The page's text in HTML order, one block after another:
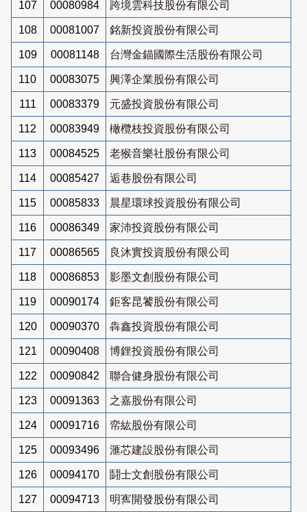
107 00080984 跨境雲科技股份有限公司
108 00081007 銘新投資股份有限公司
109 00081148 台灣金錨國際生活股份有限公司
110 00083075 興澤企業股份有限公司
111 00083379 元盛投資股份有限公司
112 00083949 橄欖枝投資股份有限公司
113 00084525 老猴音樂社股份有限公司
114 00085427 逅巷股份有限公司
115 00085833 晨星環球投資股份有限公司
116 00086349 家沛投資股份有限公司
117 00086565 良沐實投資股份有限公司
118 00086853 影墨文創股份有限公司
119 00090174 鉅客昆饕股份有限公司
120 00090370 犇鑫投資股份有限公司
121 00090408 博鋰投資股份有限公司
122 00090842 聯合健身股份有限公司
123 00091363 之嘉股份有限公司
124 00091716 帟紘股份有限公司
125 00093496 滙芯建設股份有限公司
126 00094170 鬪士文創股份有限公司
127 00094713 明寯開發股份有限公司